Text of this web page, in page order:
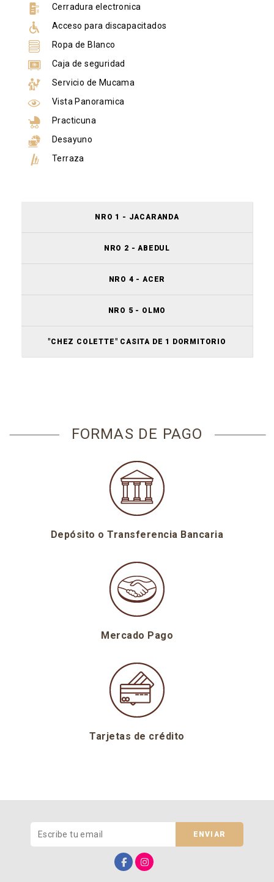
Cerradura electronica
Acceso para discapacitados
Ropa de Blanco
Caja de seguridad
Servicio de Mucama
Vista Panoramica
Practicuna
Desayuno
Terraza
NRO 1 - JACARANDA
NRO 2 - ABEDUL
NRO 4 - ACER
NRO 5 - OLMO
"CHEZ COLETTE" CASITA DE 1 DORMITORIO
FORMAS DE PAGO
Depósito o Transferencia Bancaria
Mercado Pago
Tarjetas de crédito
ENVIAR